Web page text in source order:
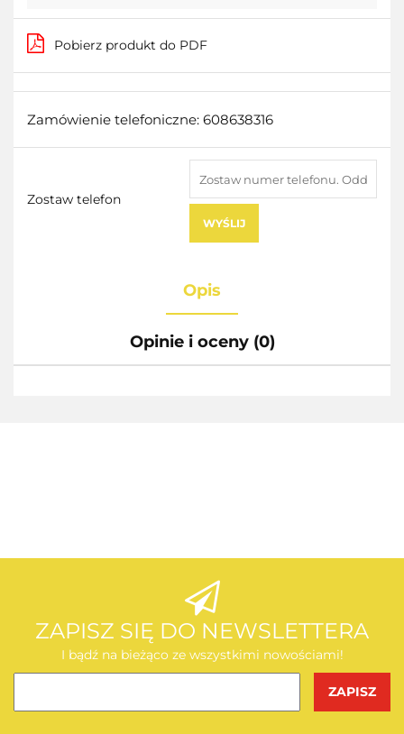
Pobierz produkt do PDF
Zamówienie telefoniczne: 608638316
Zostaw telefon
WYŚLIJ
Opis
Opinie i oceny (0)
AEG
ZAPISZ SIĘ DO NEWSLETTERA
I bądź na bieżąco ze wszystkimi nowościami!